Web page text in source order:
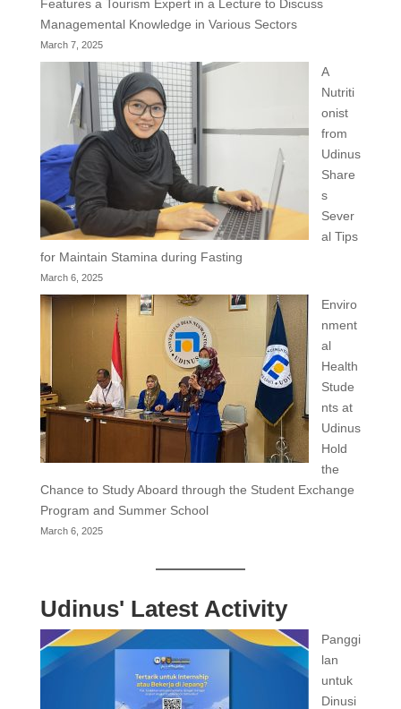
Features a Tourism Expert in a Lecture to Discuss
Managemental Knowledge in Various Sectors
March 7, 2025
A
Nutriti
onist
from
Udinus
Share
s
Sever
al Tips
for Maintain Stamina during Fasting
March 6, 2025
Enviro
nment
al
Health
Stude
nts at
Udinus
Hold
the
Chance to Study Aboard through the Student Exchange
Program and Summer School
March 6, 2025
Udinus' Latest Activity
Panggi
lan
untuk
Dinusi